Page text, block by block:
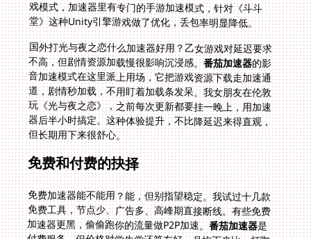
堂》这种Unity引擎游戏做了优化，丢包率明显降低。
国外打光与夜之恋什么加速器好用？乙女游戏对延迟要求
不高，但剧情资源加载慢很影响沉浸感。番茄加速器的影
音加速模式在这里派上用场，它把游戏资源下载走加速通
道，剧情秒加载，不用盯着加载条发呆。我女朋友在伦敦
玩《光与夜之恋》，之前每次更新都要挂一晚上，用加速
器后半小时搞定。这种体验提升，不比降延迟来得直观，
但长期用下来很舒心。
免费和付费的抉择
免费加速器能不能用？能，但别指望稳定。我试过十几款
免费工具，节点少、广告多、高峰期直接断线。有些免费
加速器更黑，偷偷跑你的流量做P2P加速。番茄加速器是
付费服务，但价格对学生党还算友好，月均下来比一杯咖
啡钱还少。关键是稳定，不闹心。留学生时间宝贵，为了